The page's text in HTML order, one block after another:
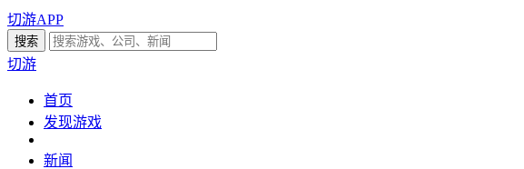
切游APP
切游
首页
发现游戏
新闻